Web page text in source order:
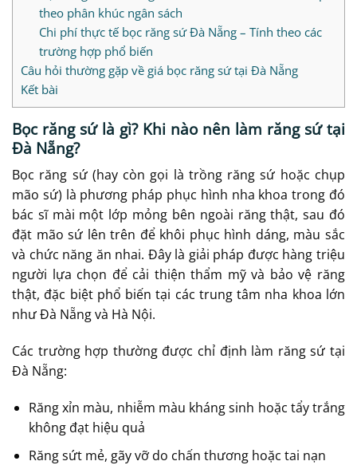
theo phân khúc ngân sách
Chi phí thực tế bọc răng sứ Đà Nẵng – Tính theo các
trường hợp phổ biến
Câu hỏi thường gặp về giá bọc răng sứ tại Đà Nẵng
Kết bài
Bọc răng sứ là gì? Khi nào nên làm răng sứ tại
Đà Nẵng?
Bọc răng sứ (hay còn gọi là trồng răng sứ hoặc chụp
mão sứ) là phương pháp phục hình nha khoa trong đó
bác sĩ mài một lớp mỏng bên ngoài răng thật, sau đó
đặt mão sứ lên trên để khôi phục hình dáng, màu sắc
và chức năng ăn nhai. Đây là giải pháp được hàng triệu
người lựa chọn để cải thiện thẩm mỹ và bảo vệ răng
thật, đặc biệt phổ biến tại các trung tâm nha khoa lớn
như Đà Nẵng và Hà Nội.
Các trường hợp thường được chỉ định làm răng sứ tại
Đà Nẵng:
Răng xỉn màu, nhiễm màu kháng sinh hoặc tẩy trắng
không đạt hiệu quả
Răng sứt mẻ, gãy vỡ do chấn thương hoặc tai nạn